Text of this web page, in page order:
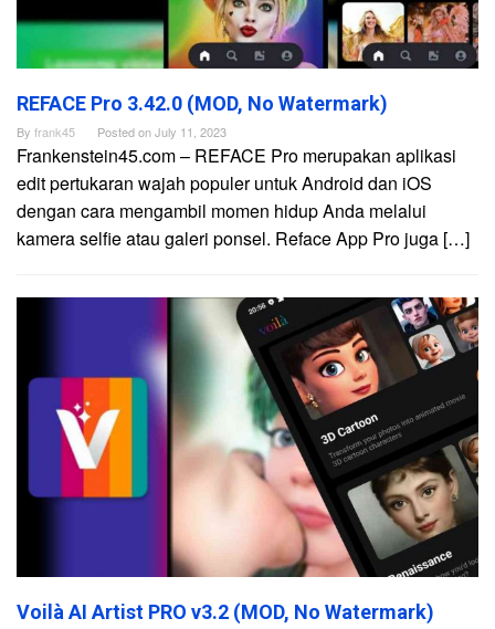
REFACE Pro 3.42.0 (MOD, No Watermark)
By frank45 Posted onJuly 11, 2023
Frankenstein45.com – REFACE Pro merupakan aplikasi
edit pertukaran wajah populer untuk Android dan iOS
dengan cara mengambil momen hidup Anda melalui
kamera selfie atau galeri ponsel. Reface App Pro juga […]
Voilà AI Artist PRO v3.2 (MOD, No Watermark)